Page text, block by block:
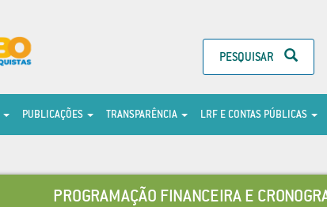
PESQUISAR
PUBLICAÇÕES TRANSPARÊNCIA LRF E CONTAS PÚBLICAS
PROGRAMAÇÃO FINANCEIRA E